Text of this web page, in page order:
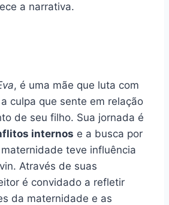
a narrativa.
, é uma mãe que luta com
culpa que sente em relação
de seu filho. Sua jornada é
internos e a busca por
teve influência
Através de suas
é convidado a refletir
da maternidade e as